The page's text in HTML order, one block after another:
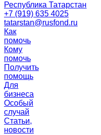
Республика Татарстан
+7 (919) 635 4025
tatarstan@rusfond.ru
Как
помочь
Кому
помочь
Получить
помощь
Для
бизнеса
Особый
случай
Статьи,
новости